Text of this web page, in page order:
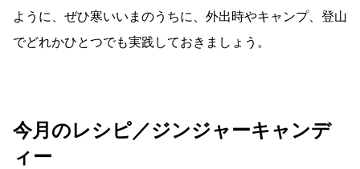
ように、ぜひ寒いいまのうちに、外出時やキャンプ、登山
でどれかひとつでも実践しておきましょう。
今月のレシピ／ジンジャーキャンデ
ィー